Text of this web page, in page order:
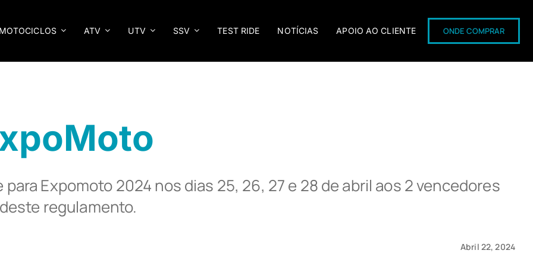
MOTOCICLOS
800MT EXPLORE
ATV
CFORCE 1000 TOURING CFORCE 850 TOURING
CFORCE 625 TOURING
CFORCE 625 TOURING
UTV
U10 PRO UFORCE 800 XL UFORCE 600 U6 EV
SSV TEST RIDE NOTÍCIAS APOIO AO CLIENTE ONDE COMPRAR
Expomoto 2024 nos dias 25, 26, 27 e 28 de abril aos 2 vencedores
regulamento.
Abril 22, 2024